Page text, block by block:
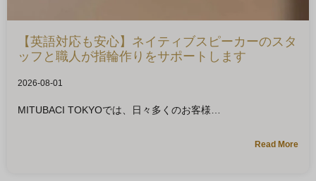
【英語対応も安心】ネイティブスピーカーのスタ
ッフと職人が指輪作りをサポートします
2026-08-01
MITUBACI TOKYOでは、日々多くのお客様
Read More